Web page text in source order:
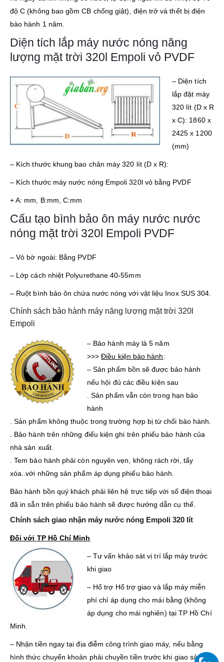
độ C (không bao gồm CB chống giật), điện trở và thết bị điện
bào hành 1 năm.
Diện tích lắp máy nước nóng năng
lượng mặt trời 320l Empoli vỏ PVDF
– Diện tích
lắp đặt máy
320 lít (D x R
x C): 1860 x
2425 x 1200
(mm)
– Kích thước khung bao chân máy 320 lít (D x R):
– Kích thước máy nước nóng Empoli 320l vỏ bằng PVDF
+ A: mm, B:mm, C:mm
Cấu tạo bình bảo ôn máy nước nước
nóng mặt trời 320l Empoli PVDF
– Vỏ bờ ngoài: Bằng PVDF
– Lớp cách nhiệt Polyurethane 40-55mm
– Ruột bình bảo ôn chứa nước nóng với vật liệu Inox SUS 304.
Chính sách bảo hành máy năng lượng mặt trời 320l
Empoli
– Bảo hành máy là 5 năm
>>>Điều kiện bảo hành:
– Sản phẩm bồn sẽ được bảo hành
nếu hội đủ các điều kiện sau
. Sản phẩm vẫn còn trong hạn bảo
hành
. Sản phẩm không thuộc trong trường hợp bị từ chối bảo hành.
. Bảo hành trên những điểu kiện ghi trên phiếu bảo hành của
nhà sản xuất.
. Tem bảo hành phải còn nguyên vẹn, không rách rời, tẩy
xóa..với những sản phẩm áp dụng phiếu bảo hành.
Bảo hành bồn quý khách phải liên hệ trực tiếp với số điện thoại
đã in sẵn trên phiếu bảo hành sẽ được hướng dẫn cụ thể.
Chính sách giao nhận máy nước nóng Empoli 320 lít
Đối với TP Hồ Chí Minh
– Tư vấn khảo sát vị trí lắp máy trước
khi giao
– Hổ trợ Hổ trợ giao và lắp máy miễn
phí chỉ áp dụng cho mái bằng (không
áp dụng cho mái nghiên) tại TP Hồ Chí
Minh.
– Nhận tiền ngay tại địa điễm công trình giao máy, nếu bằng
hình thức chuyển khoản phải chuyền tiền trước khi giao sản